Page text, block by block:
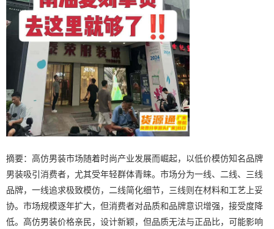
摘要：高仿男装市场随着时尚产业发展而崛起，以低价模仿知名品牌
男装吸引消费者，尤其受年轻群体青睐。市场分为一线、二线、三线
品牌，一线追求极致模仿，二线简化细节，三线则在材料和工艺上妥
协。市场规模逐年扩大，但消费者对品质和品牌意识增强，接受度降
低。高仿男装价格亲民，设计新颖，但品质无法与正品比，可能影响